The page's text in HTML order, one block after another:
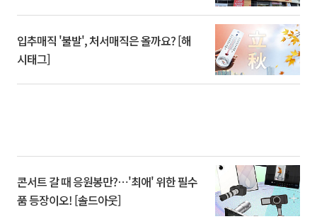
입추매직 '불발', 처서매직은 올까요? [해
시태그]
콘서트 갈 때 응원봉만?⋯'최애' 위한 필수
품 등장이오! [솔드아웃]